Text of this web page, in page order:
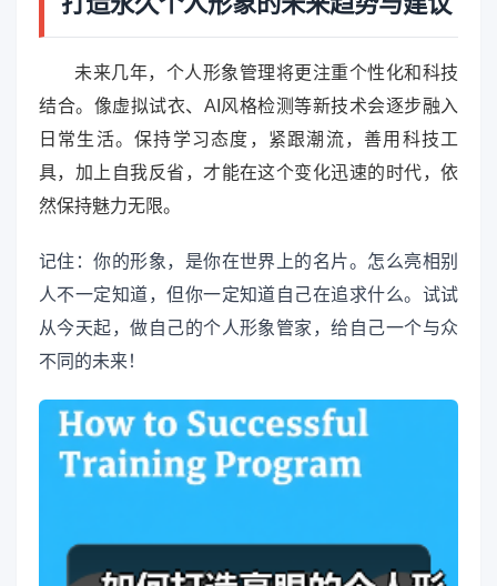
未来几年，个人形象管理将更注重个性化和科技
结合。像虚拟试衣、AI风格检测等新技术会逐步融入
日常生活。保持学习态度，紧跟潮流，善用科技工
具，加上自我反省，才能在这个变化迅速的时代，依
然保持魅力无限。
记住：你的形象，是你在世界上的名片。怎么亮相别
人不一定知道，但你一定知道自己在追求什么。试试
从今天起，做自己的个人形象管家，给自己一个与众
不同的未来！